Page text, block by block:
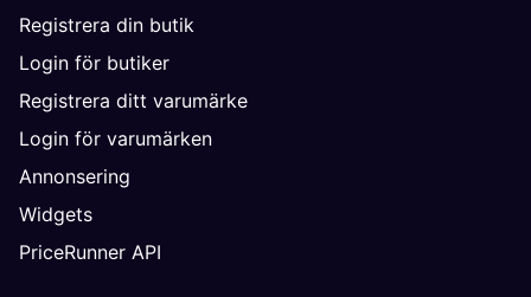
Registrera din butik
Login för butiker
Registrera ditt varumärke
Login för varumärken
Annonsering
Widgets
PriceRunner API